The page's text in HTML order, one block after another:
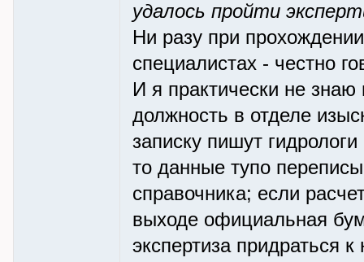
удалось пройти
Ни разу при
специалистах - честно
И я практически не знаю
должность в отделе
записку пишут
то данные тупо
справочника; если
выходе официальная
экспертиза придраться